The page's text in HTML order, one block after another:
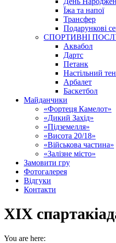
Їжа та напої
Трансфер
Подарункові
СПОРТИВНІ
Аквабол
Дартс
Петанк
Настільний
Арбалет
Баскетбол
Майданчики
«Фортеця Камелот»
«Дикий Захід»
«Підземелля»
«Висота 20/18»
«Військова частина»
«Залізне місто»
Замовити гру
Фотогалерея
Відгуки
Контакти
XIX
You are here: